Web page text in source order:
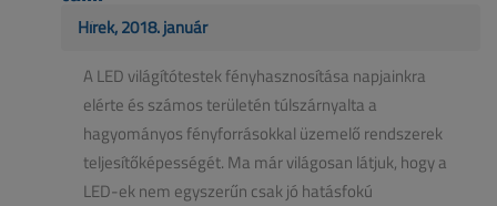
Hírek, 2018. január
A LED világítótestek fényhasznosítása napjainkra
elérte és számos területén túlszárnyalta a
hagyományos fényforrásokkal üzemelő rendszerek
teljesítőképességét. Ma már világosan látjuk, hogy a
LED-ek nem egyszerűn csak jó hatásfokú